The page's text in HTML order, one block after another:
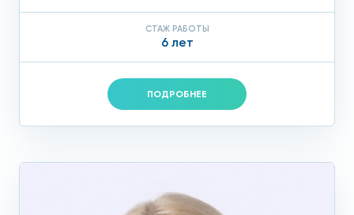
СТАЖ РАБОТЫ
6 лет
ПОДРОБНЕЕ